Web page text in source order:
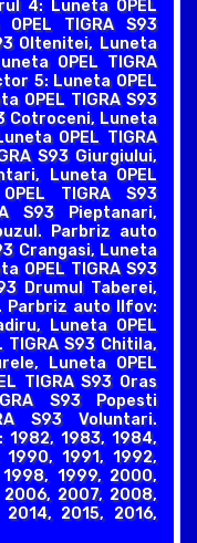
4: Luneta OPEL
TIGRA S93
Oltenitei, Luneta
OPEL TIGRA
5: Luneta OPEL
OPEL TIGRA S93
Cotroceni, Luneta
OPEL TIGRA
S93 Giurgiului,
Luneta OPEL
TIGRA S93
S93 Pieptanari,
Parbriz auto
Crangasi, Luneta
OPEL TIGRA S93
Drumul Taberei,
Parbriz auto Ilfov:
Luneta OPEL
TIGRA S93 Chitila,
Luneta OPEL
TIGRA S93 Oras
S93 Popesti
S93 Voluntari.
1982, 1983, 1984,
1991, 1992,
1999, 2000,
2007, 2008,
2015, 2016,